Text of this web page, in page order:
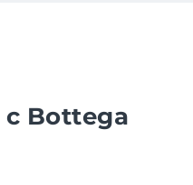
с Bottega